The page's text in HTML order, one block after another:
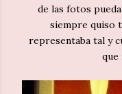
de las fotos
siempre quiso
representaba tal y
que